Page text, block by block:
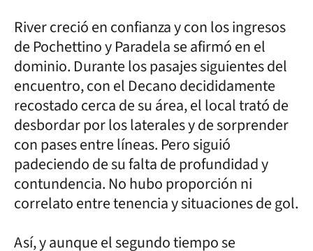
River creció en confianza y con los ingresos
de Pochettino y Paradela se afirmó en el
dominio. Durante los pasajes siguientes del
encuentro, con el Decano decididamente
recostado cerca de su área, el local trató de
desbordar por los laterales y de sorprender
con pases entre líneas. Pero siguió
padeciendo de su falta de profundidad y
contundencia. No hubo proporción ni
correlato entre tenencia y situaciones de gol.
Así, y aunque el segundo tiempo se